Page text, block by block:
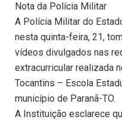
Nota da Polícia Militar
A Polícia Militar do
nesta quinta-feira, 21,
vídeos divulgados nas
extracurricular realizada
Tocantins – Escola
município de Paranã-TO.
A Instituição esclarece